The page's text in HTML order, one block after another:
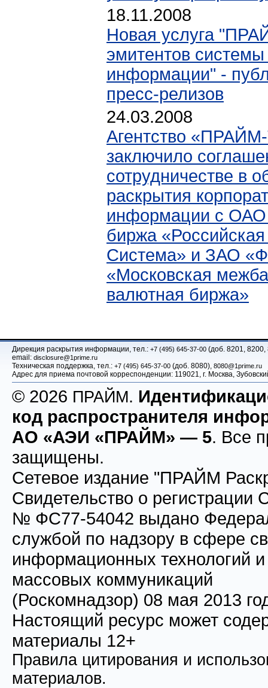
18.11.2008
Новая услуга
эмитентов
информации" -
пресс-релизов
24.03.2008
Агентство
заключило
сотрудничестве в
раскрытия
информации с
биржа «Российская
Система» и ЗАО
«Московская
валютная биржа»
Дирекция раскрытия информации, тел.: +7 (495) 645-37-00 (доб. 8201,
email: disclosure@1prime.ru
Техническая поддержка, тел.: +7 (495) 645-37-00 (доб. 8080), 8080@1prime.ru
Адрес для приема почтовой корреспонденции: 119021, г. Москва,
© 2026 ПРАЙМ.
код распространителя
АО «АЭИ «ПРАЙМ» — 5. Все
защищены.
Сетевое издание "ПРАЙМ
Свидетельство о
№ ФС77-54042 выдано
службой по надзору в сфере
информационных технологий и
массовых коммуникаций
(Роскомнадзор) 08 мая 2013
Настоящий ресурс может
материалы 12+
Правила цитирования и
материалов.